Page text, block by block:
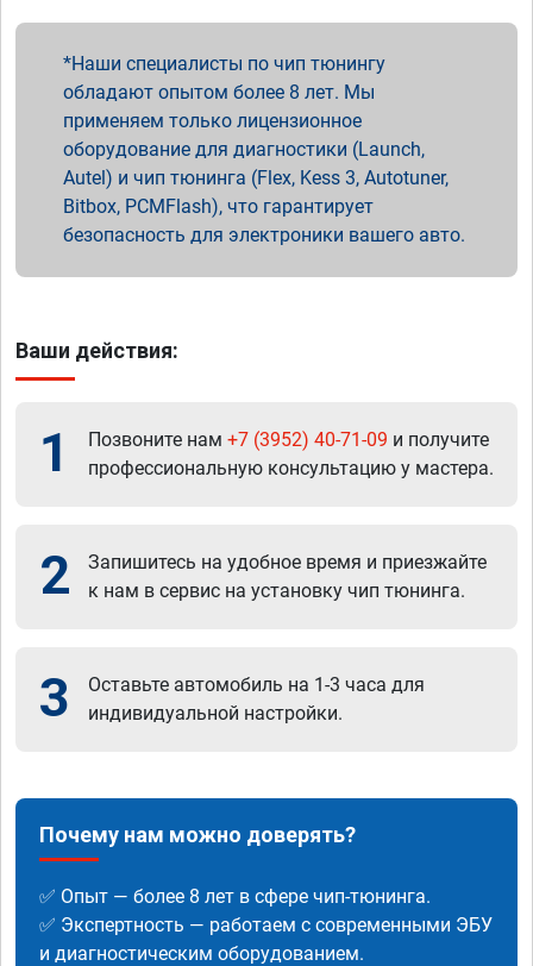
Наши специалисты по чип тюнингу
обладают опытом более 8 лет. Мы
применяем только лицензионное
оборудование для диагностики (Launch,
Autel) и чип тюнинга (Flex, Kess 3, Autotuner,
Bitbox, PCMFlash), что гарантирует
безопасность для электроники вашего авто.
Ваши действия:
1 Позвоните нам +7 (3952) 40-71-09 и получите
профессиональную консультацию у мастера.
2
Запишитесь на удобное время и приезжайте
к нам в сервис на установку чип тюнинга.
3
Оставьте автомобиль на 1-3 часа для
индивидуальной настройки.
Почему нам можно доверять?
✅ Опыт — более 8 лет в сфере чип-тюнинга.
✅ Экспертность — работаем с современными ЭБУ
и диагностическим оборудованием.